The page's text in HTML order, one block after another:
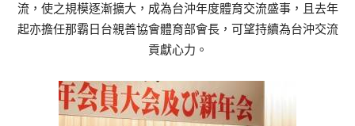
流，使之規模逐漸擴大，成為台沖年度體育交流盛事，且去年
起亦擔任那霸日台親善協會體育部會長，可望持續為台沖交流
貢獻心力。